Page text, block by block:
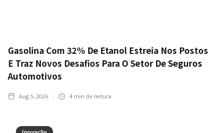
Gasolina Com 32% De Etanol Estreia Nos Postos
E Traz Novos Desafios Para O Setor De Seguros
Automotivos
Aug 5, 2026 4 min de leitura